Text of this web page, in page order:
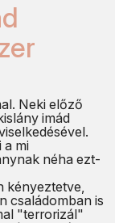
Neki előző
imád
a mi
néha ezt-
kényeztetve,
családomban is
"terrorizál"